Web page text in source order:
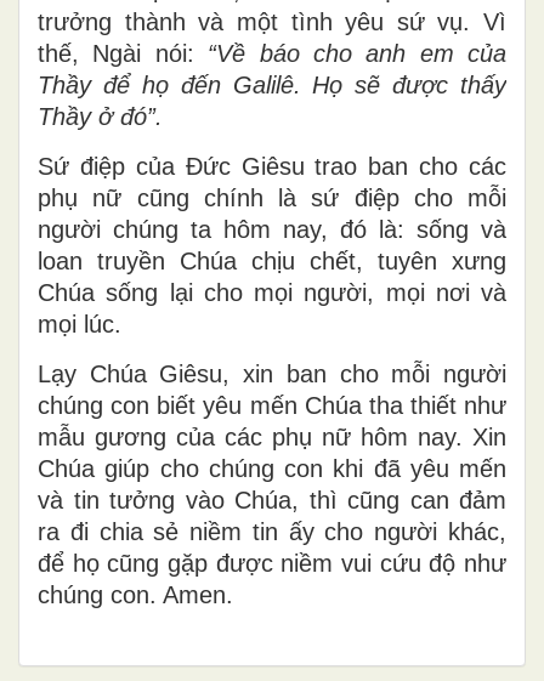
trưởng thành và một tình yêu sứ vụ. Vì
thế, Ngài nói: “Về báo cho anh em của
Thầy để họ đến Galilê. Họ sẽ được thấy
Thầy ở đó”.
Sứ điệp của Đức Giêsu trao ban cho các
phụ nữ cũng chính là sứ điệp cho mỗi
người chúng ta hôm nay, đó là: sống và
loan truyền Chúa chịu chết, tuyên xưng
Chúa sống lại cho mọi người, mọi nơi và
mọi lúc.
Lạy Chúa Giêsu, xin ban cho mỗi người
chúng con biết yêu mến Chúa tha thiết như
mẫu gương của các phụ nữ hôm nay. Xin
Chúa giúp cho chúng con khi đã yêu mến
và tin tưởng vào Chúa, thì cũng can đảm
ra đi chia sẻ niềm tin ấy cho người khác,
để họ cũng gặp được niềm vui cứu độ như
chúng con. Amen.